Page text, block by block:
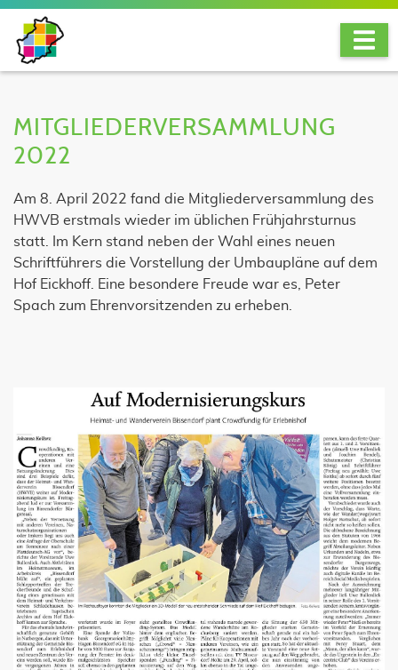
MITGLIEDERVERSAMMLUNG
2022
Am 8. April 2022 fand die Mitgliederversammlung des
HWVB erstmals wieder im üblichen Frühjahrsturnus
statt. Im Kern stand neben der Wahl eines neuen
Schriftführers die Vorstellung der Umbaupläne auf dem
Hof Eickhoff. Eine besondere Freude war es, Peter
Spach zum Ehrenvorsitzenden zu erheben.